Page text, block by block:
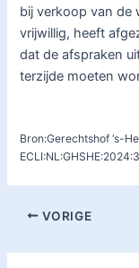
bij verkoop van de
vrijwillig, heeft
dat de afspraken
terzijde moeten
Bron:Gerechtshof ‘s-
VORIGE